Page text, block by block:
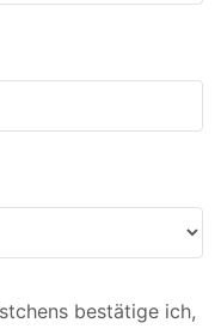
bestätige ich,